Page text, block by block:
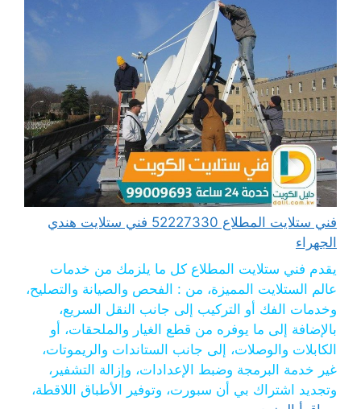
فني ستلايت المطلاع 52227330 فني ستلايت هندي
الجهراء
يقدم فني ستلايت المطلاع كل ما يلزمك من خدمات
عالم الستلايت المميزة، من : الفحص والصيانة والتصليح،
وخدمات الفك أو التركيب إلى جانب النقل السريع،
بالإضافة إلى ما يوفره من قطع الغيار والملحقات، أو
الكابلات والوصلات، إلى جانب الستاندات والريموتات،
غير خدمة البرمجة وضبط الإعدادات، وإزالة التشفير،
وتجديد اشتراك بي أن سبورت، وتوفير الأطباق اللاقطة،